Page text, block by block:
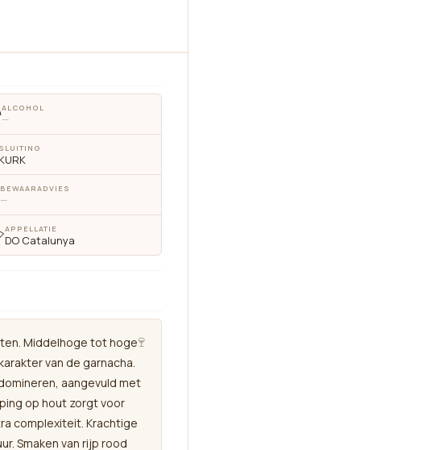
ALCOHOL
—
SLUITING
KURK
BEWAARADVIES
—
APPELLATIE
DO Catalunya
🍷
Middelhoge tot hoge
van de garnacha.
aangevuld met
op hout zorgt voor
complexiteit. Krachtige
Smaken van rijp rood